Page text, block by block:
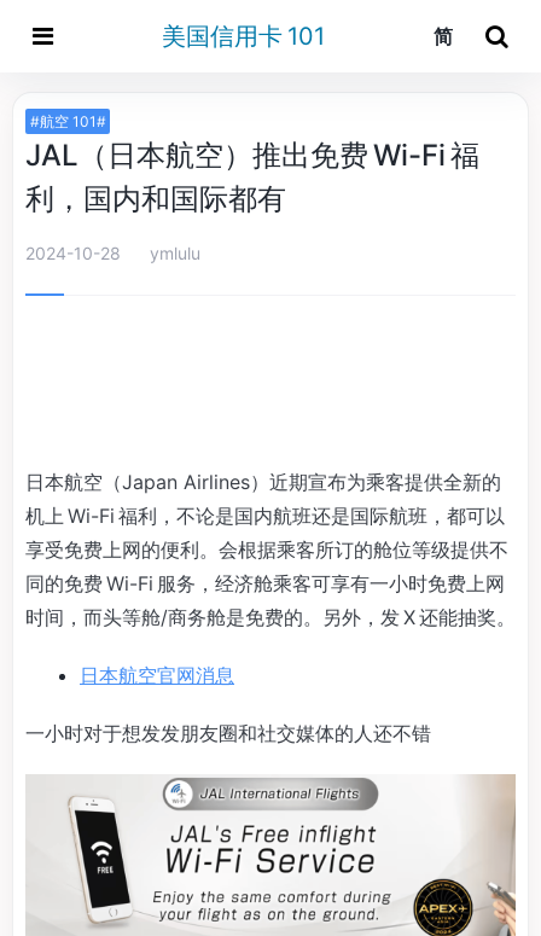
美国信用卡 101 简
#航空 101#
JAL（日本航空）推出免费 Wi-Fi 福
利，国内和国际都有
2024-10-28 ymlulu
日本航空（Japan Airlines）近期宣布为乘客提供全新的
机上 Wi-Fi 福利，不论是国内航班还是国际航班，都可以
享受免费上网的便利。会根据乘客所订的舱位等级提供不
同的免费 Wi-Fi 服务，经济舱乘客可享有一小时免费上网
时间，而头等舱/商务舱是免费的。另外，发 X 还能抽奖。
日本航空官网消息
一小时对于想发发朋友圈和社交媒体的人还不错